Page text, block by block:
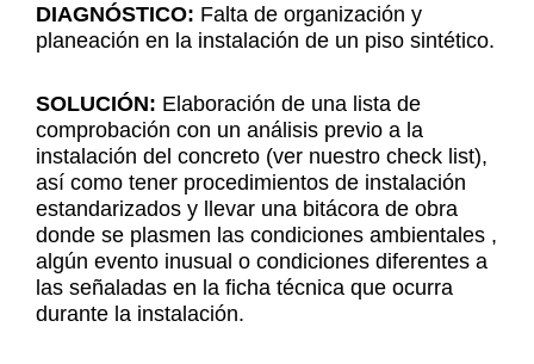
DIAGNÓSTICO: Falta de organización y
planeación en la instalación de un piso sintético.
SOLUCIÓN: Elaboración de una lista de
comprobación con un análisis previo a la
instalación del concreto (ver nuestro check list),
así como tener procedimientos de instalación
estandarizados y llevar una bitácora de obra
donde se plasmen las condiciones ambientales ,
algún evento inusual o condiciones diferentes a
las señaladas en la ficha técnica que ocurra
durante la instalación.